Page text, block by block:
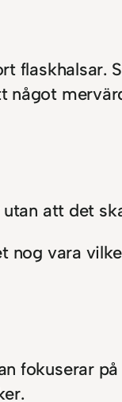
flaskhalsar.
att det
nog vara
fokuserar